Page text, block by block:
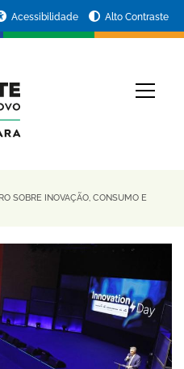
Acessibilidade Alto Contraste
SOBRE INOVAÇÃO, CONSUMO E